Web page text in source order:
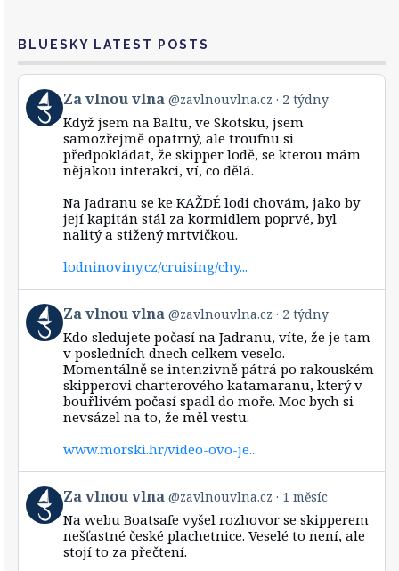
BLUESKY LATEST POSTS
View
post
by
Bluesky
Za vlnou vlna @zavlnouvlna.cz 2 týdny
Když jsem na Baltu, ve Skotsku, jsem
samozřejmě opatrný, ale troufnu si
předpokládat, že skipper lodě, se kterou mám
nějakou interakci, ví, co dělá.
Na Jadranu se ke KAŽDÉ lodi chovám, jako by
její kapitán stál za kormidlem poprvé, byl
nalitý a stižený mrtvičkou.
lodninoviny.cz/cruising/chy...
View
post
by
Bluesky
Za vlnou vlna @zavlnouvlna.cz 2 týdny
Kdo sledujete počasí na Jadranu, víte, že je tam
v posledních dnech celkem veselo.
Momentálně se intenzivně pátrá po rakouském
skipperovi charterového katamaranu, který v
bouřlivém počasí spadl do moře. Moc bych si
nevsázel na to, že měl vestu.
www.morski.hr/video-ovo-je...
View
post
by
Za vlnou vlna @zavlnouvlna.cz 1 měsíc
Na webu Boatsafe vyšel rozhovor se skipperem
nešťastné české plachetnice. Veselé to není, ale
stojí to za přečtení.